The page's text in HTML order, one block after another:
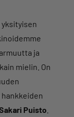
ja
mielin. On
Puisto